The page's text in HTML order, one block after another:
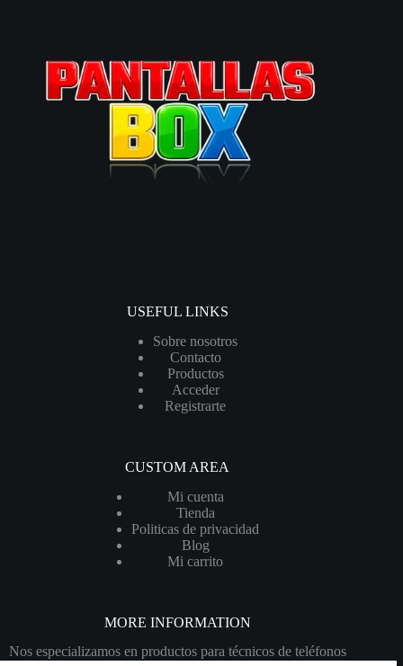
USEFUL LINKS
Sobre nosotros
Contacto
Productos
Acceder
Registrarte
CUSTOM AREA
Mi cuenta
Tienda
Politicas de privacidad
Blog
Mi carrito
MORE INFORMATION
Nos especializamos en productos para técnicos de teléfonos